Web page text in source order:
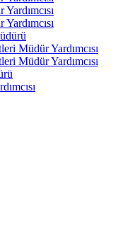
Müdür Yardımcısı
Müdür Yardımcısı